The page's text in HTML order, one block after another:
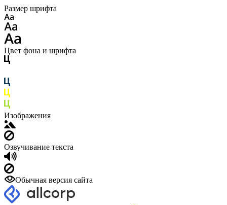
Размер шрифта
Цвет фона и шрифта
Изображения
Озвучивание текста
Обычная версия сайта